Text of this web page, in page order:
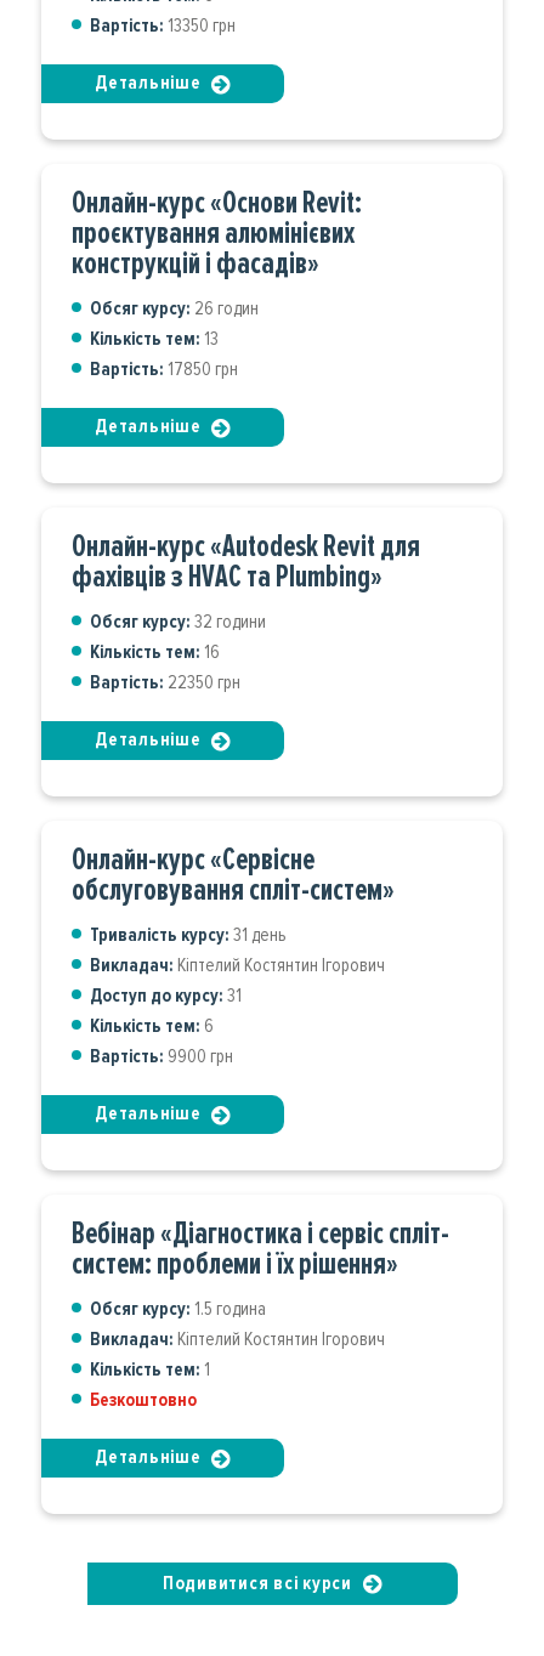
Вартість: 13350 грн
Детальніше
Онлайн-курс «Основи Revit:
проєктування алюмінієвих
конструкцій і фасадів»
Обсяг курсу: 26 годин
Кількість тем: 13
Вартість: 17850 грн
Детальніше
Онлайн-курс «Autodesk Revit для
фахівців з HVAC та Plumbing»
Обсяг курсу: 32 години
Кількість тем: 16
Вартість: 22350 грн
Детальніше
Онлайн-курс «Сервісне
обслуговування спліт-систем»
Тривалість курсу: 31 день
Викладач: Кіптелий Костянтин Ігорович
Доступ до курсу: 31
Кількість тем: 6
Вартість: 9900 грн
Детальніше
Вебінар «Діагностика і сервіс спліт-
систем: проблеми і їх рішення»
Обсяг курсу: 1.5 година
Викладач: Кіптелий Костянтин Ігорович
Кількість тем: 1
Безкоштовно
Детальніше
Подивитися всі курси